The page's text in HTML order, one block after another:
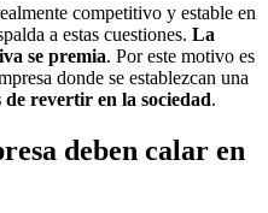
competitivo y estable en
a estas cuestiones. La
se premia. Por este motivo es
donde se establezcan una
de revertir en la sociedad.
deben calar en